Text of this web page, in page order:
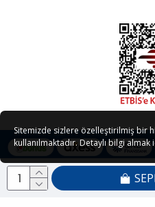
Copyright © 2021 - 2026
Sitemizde sizlere özelleştirilmiş bir
kullanılmaktadır. Detaylı bilgi almak